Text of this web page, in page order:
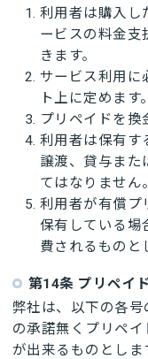
利用者は購入し
ービスの料金支
きます。
サービス利用に
ト上に定めます。
プリペイドを換
利用者は保有す
譲渡、貸与また
てはなりません。
利用者が有償プ
保有している場
費されるものと
第14条 プリペイ
弊社は、以下の各
の承諾無くプリペ
が出来るものとしま